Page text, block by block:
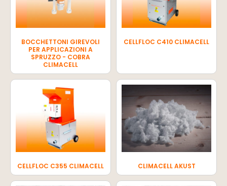
BOCCHETTONI GIREVOLI
PER APPLICAZIONI A
SPRUZZO - COBRA
CLIMACELL
CELLFLOC C410 CLIMACELL
CELLFLOC C355 CLIMACELL CLIMACELL AKUST